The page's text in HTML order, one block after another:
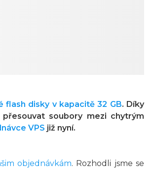
flash disky v kapacitě 32 GB. Díky
soubory mezi chytrým
VPS již nyní.
objednávkám. Rozhodli jsme se